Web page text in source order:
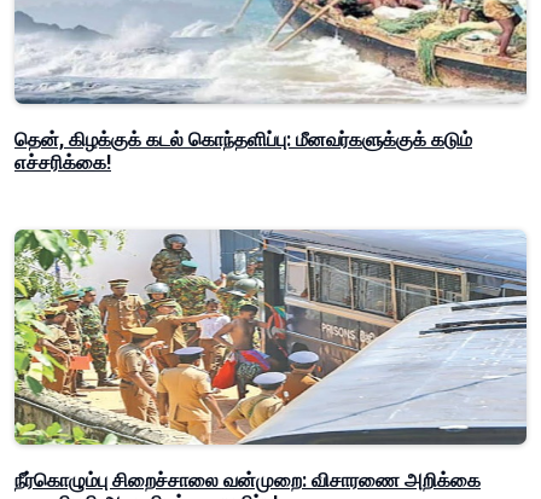
தென், கிழக்குக் கடல் கொந்தளிப்பு: மீனவர்களுக்குக் கடும்
எச்சரிக்கை!
நீர்கொழும்பு சிறைச்சாலை வன்முறை: விசாரணை அறிக்கை